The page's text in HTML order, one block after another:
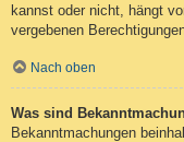
kannst oder nicht, hängt
vergebenen
Nach oben
Was sind
Bekanntmachungen